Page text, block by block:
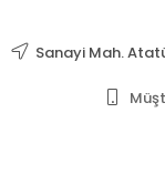
Sanayi Mah.